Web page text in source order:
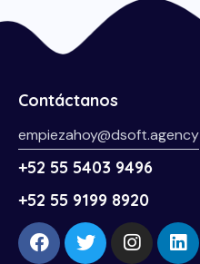
Contáctanos
empiezahoy@dsoft.agency
+52 55 5403 9496
+52 55 9199 8920